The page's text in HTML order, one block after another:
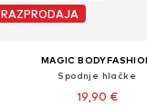
RAZPRODAJA
MAGIC
Spodnje hlačke
19,90 €